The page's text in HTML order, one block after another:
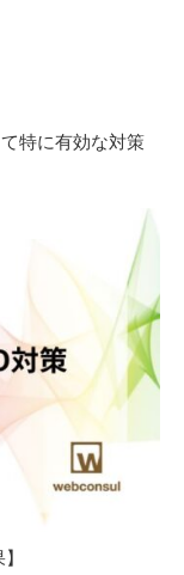
特に有効な対策